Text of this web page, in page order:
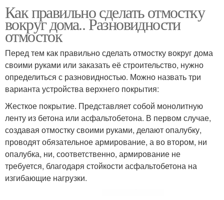
Как правильно сделать отмостку
вокруг дома.. Разновидности
отмосток
Перед тем как правильно сделать отмостку вокруг дома
своими руками или заказать её строительство, нужно
определиться с разновидностью. Можно назвать три
варианта устройства верхнего покрытия:
Жесткое покрытие. Представляет собой монолитную
ленту из бетона или асфальтобетона. В первом случае,
создавая отмостку своими руками, делают опалубку,
проводят обязательное армирование, а во втором, ни
опалубка, ни, соответственно, армирование не
требуется, благодаря стойкости асфальтобетона на
изгибающие нагрузки.